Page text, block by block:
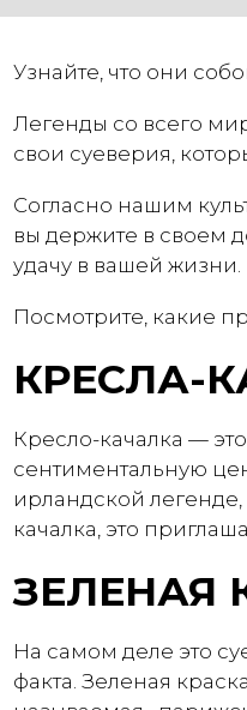
Узнайте, что они
Легенды со всего
свои суеверия,
Согласно нашим
вы держите в своем
удачу в вашей жизни.
Посмотрите, какие
КРЕСЛА-
Кресло-качалка —
сентиментальную
ирландской
качалка, это
ЗЕЛЕНАЯ
На самом деле это
факта. Зеленая